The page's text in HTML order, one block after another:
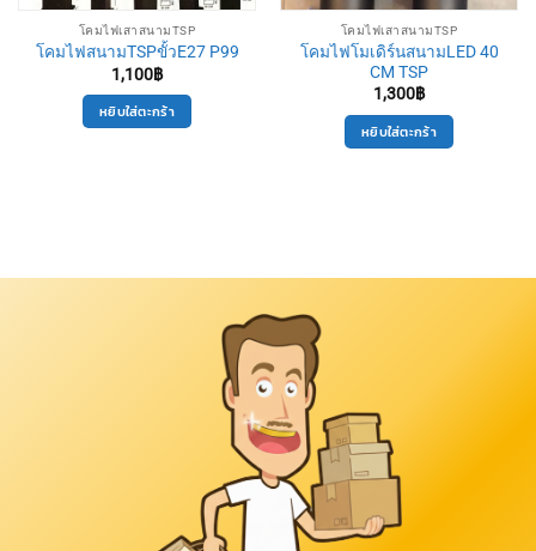
โคมไฟเสาสนามTSP
โคมไฟสนามTSPขั้วE27 P99
1,100฿
หยิบใส่ตะกร้า
โคมไฟเสาสนามTSP
โคมไฟโมเดิร์นสนามLED 40
CM TSP
1,300฿
หยิบใส่ตะกร้า